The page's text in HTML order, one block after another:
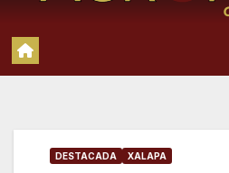
DESTACADA XALAPA